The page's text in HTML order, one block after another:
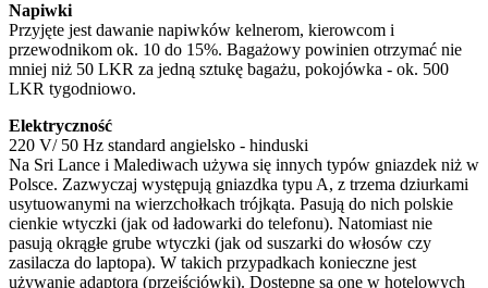
Napiwki
Przyjęte jest dawanie napiwków kelnerom, kierowcom i
przewodnikom ok. 10 do 15%. Bagażowy powinien otrzymać nie
mniej niż 50 LKR za jedną sztukę bagażu, pokojówka - ok. 500
LKR tygodniowo.
Elektryczność
220 V/ 50 Hz standard angielsko - hinduski
Na Sri Lance i Malediwach używa się innych typów gniazdek niż w
Polsce. Zazwyczaj występują gniazdka typu A, z trzema dziurkami
usytuowanymi na wierzchołkach trójkąta. Pasują do nich polskie
cienkie wtyczki (jak od ładowarki do telefonu). Natomiast nie
pasują okrągłe grube wtyczki (jak od suszarki do włosów czy
zasilacza do laptopa). W takich przypadkach konieczne jest
używanie adaptora (przejściówki). Dostępne są one w hotelowych